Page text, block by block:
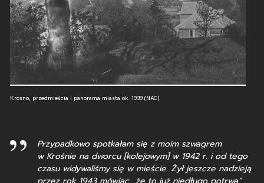
Krosno, przedmieścia i panorama miasta ok. 1939 (NAC)
Przypadkowo spotkałam się z moim szwagrem
w Krośnie na dworcu [kolejowym] w 1942 r. i od tego
czasu widywaliśmy się w mieście. Żył jeszcze nadzieją